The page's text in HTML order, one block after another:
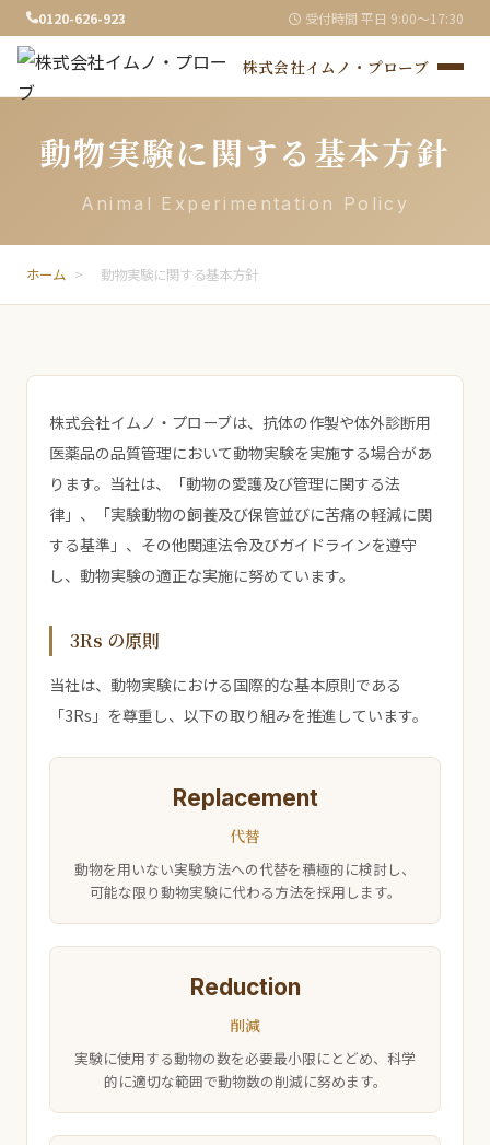
0120-626-923 受付時間 平日 9:00〜17:30
株式会社イムノ・プローブ
動物実験に関する基本方針
Animal Experimentation Policy
ホーム > 動物実験に関する基本方針
株式会社イムノ・プローブは、抗体の作製や体外診断用
医薬品の品質管理において動物実験を実施する場合があ
ります。当社は、「動物の愛護及び管理に関する法
律」、「実験動物の飼養及び保管並びに苦痛の軽減に関
する基準」、その他関連法令及びガイドラインを遵守
し、動物実験の適正な実施に努めています。
3Rs の原則
当社は、動物実験における国際的な基本原則である
「3Rs」を尊重し、以下の取り組みを推進しています。
Replacement
代替
動物を用いない実験方法への代替を積極的に検討し、
可能な限り動物実験に代わる方法を採用します。
Reduction
削減
実験に使用する動物の数を必要最小限にとどめ、科学
的に適切な範囲で動物数の削減に努めます。